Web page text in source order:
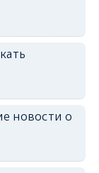
новости о